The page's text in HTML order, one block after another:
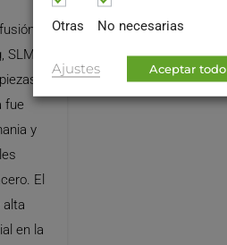
fue
y
El
alta
en la
Otras No necesarias
Ajustes Aceptar todo